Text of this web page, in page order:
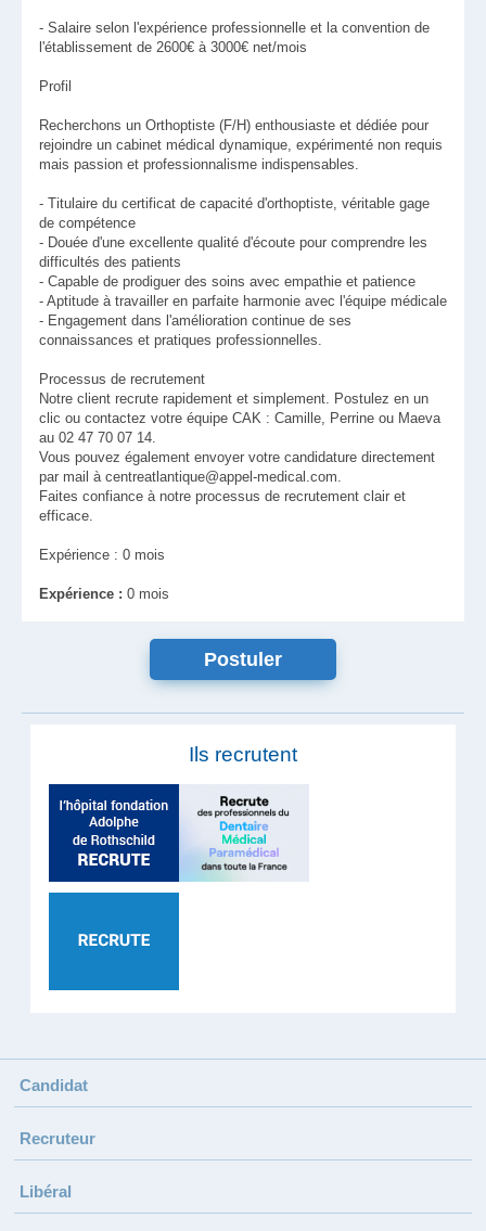
- Salaire selon l'expérience professionnelle et la convention de
l'établissement de 2600€ à 3000€ net/mois
Profil
Recherchons un Orthoptiste (F/H) enthousiaste et dédiée pour
rejoindre un cabinet médical dynamique, expérimenté non requis
mais passion et professionnalisme indispensables.
- Titulaire du certificat de capacité d'orthoptiste, véritable gage
de compétence
- Douée d'une excellente qualité d'écoute pour comprendre les
difficultés des patients
- Capable de prodiguer des soins avec empathie et patience
- Aptitude à travailler en parfaite harmonie avec l'équipe médicale
- Engagement dans l'amélioration continue de ses
connaissances et pratiques professionnelles.
Processus de recrutement
Notre client recrute rapidement et simplement. Postulez en un
clic ou contactez votre équipe CAK : Camille, Perrine ou Maeva
au 02 47 70 07 14.
Vous pouvez également envoyer votre candidature directement
par mail à centreatlantique@appel-medical.com.
Faites confiance à notre processus de recrutement clair et
efficace.
Expérience : 0 mois
Expérience : 0 mois
Ils recrutent
Candidat
Recruteur
Libéral